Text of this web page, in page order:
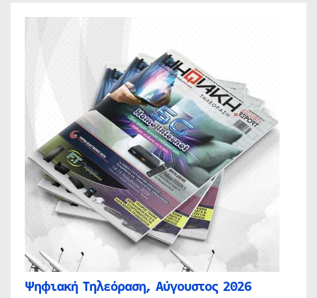
Ψηφιακή Τηλεόραση, Αύγουστος 2026